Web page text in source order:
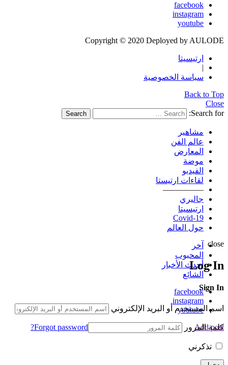
facebook
instagram
youtube
Copyright © 2020 Deployed by AULODE
ارتيسيتا
|
سياسة الخصوصية
Back to Top
Close
Search for:
Search
مشاهير
عالم الفن
المعارض
موضة
الفيديو
لقاءات ارتيستا
—————
جاليري
ارتيسيتا
Covid-19
حول العالم
آخر
المحبوب
أحدث الأخبار
الشائع
facebook
instagram
youtube
Add post
close
Log In
Sign In
اسم المستخدم أو البريد الإلكتروني
كلمة المرور Forgot password?
تذكرني